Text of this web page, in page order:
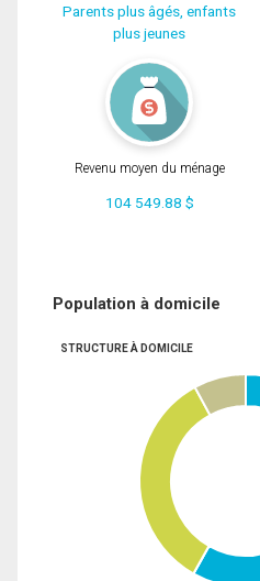
Parents plus âgés, enfants
plus jeunes
Revenu moyen du ménage
104 549.88 $
Population à domicile
STRUCTURE À DOMICILE